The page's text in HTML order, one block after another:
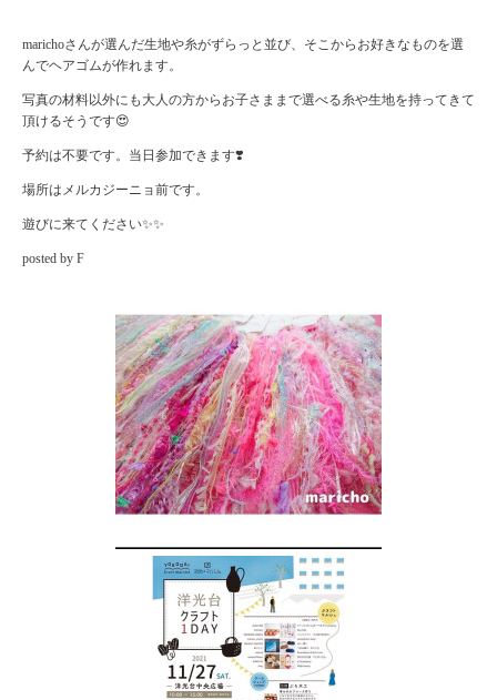
marichoさんが選んだ生地や糸がずらっと並び、そこからお好きなものを選
んでヘアゴムが作れます。
写真の材料以外にも大人の方からお子さままで選べる糸や生地を持ってきて
頂けるそうです😍
予約は不要です。当日参加できます❣️
場所はメルカジーニョ前です。
遊びに来てください✨✨
posted by F